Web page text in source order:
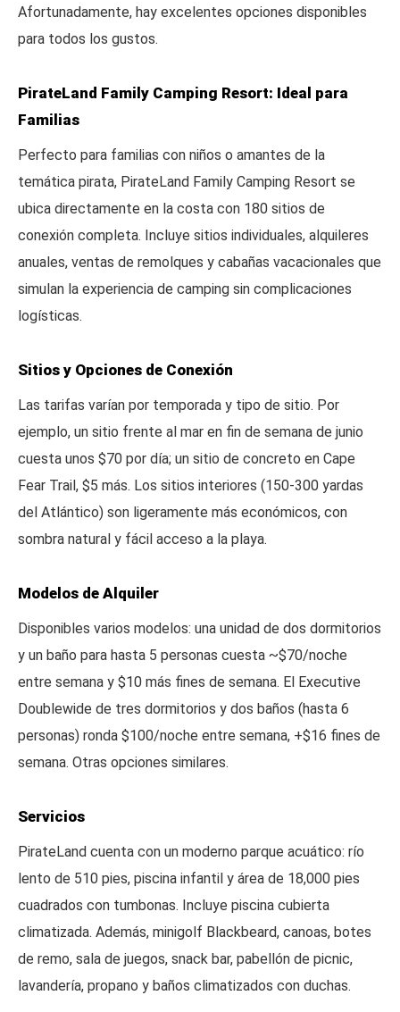
Afortunadamente, hay excelentes opciones disponibles
para todos los gustos.
PirateLand Family Camping Resort: Ideal para
Familias
Perfecto para familias con niños o amantes de la
temática pirata, PirateLand Family Camping Resort se
ubica directamente en la costa con 180 sitios de
conexión completa. Incluye sitios individuales, alquileres
anuales, ventas de remolques y cabañas vacacionales que
simulan la experiencia de camping sin complicaciones
logísticas.
Sitios y Opciones de Conexión
Las tarifas varían por temporada y tipo de sitio. Por
ejemplo, un sitio frente al mar en fin de semana de junio
cuesta unos $70 por día; un sitio de concreto en Cape
Fear Trail, $5 más. Los sitios interiores (150-300 yardas
del Atlántico) son ligeramente más económicos, con
sombra natural y fácil acceso a la playa.
Modelos de Alquiler
Disponibles varios modelos: una unidad de dos dormitorios
y un baño para hasta 5 personas cuesta ~$70/noche
entre semana y $10 más fines de semana. El Executive
Doublewide de tres dormitorios y dos baños (hasta 6
personas) ronda $100/noche entre semana, +$16 fines de
semana. Otras opciones similares.
Servicios
PirateLand cuenta con un moderno parque acuático: río
lento de 510 pies, piscina infantil y área de 18,000 pies
cuadrados con tumbonas. Incluye piscina cubierta
climatizada. Además, minigolf Blackbeard, canoas, botes
de remo, sala de juegos, snack bar, pabellón de picnic,
lavandería, propano y baños climatizados con duchas.